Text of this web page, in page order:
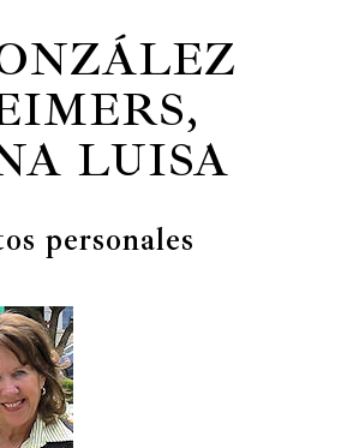
LUISA
personales